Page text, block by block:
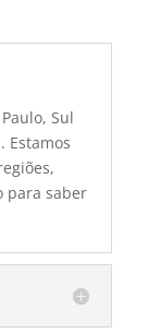
Sul
Estamos
para saber